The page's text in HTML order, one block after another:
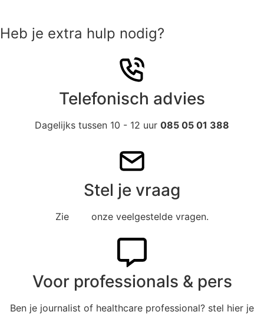
Heb je extra hulp nodig?
Telefonisch advies
Dagelijks tussen 10 - 12 uur 085 05 01 388
Stel je vraag
Zie onze veelgestelde vragen.
Voor professionals & pers
Ben je journalist of healthcare professional? stel hier je